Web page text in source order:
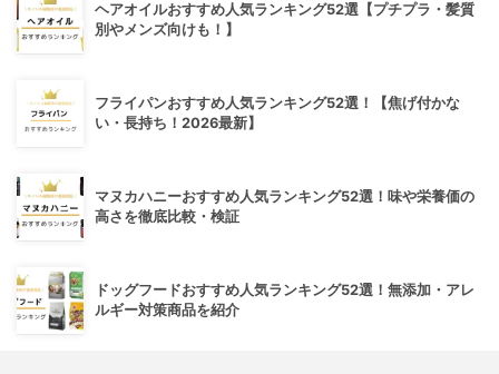
ヘアオイルおすすめ人気ランキング52選【プチプラ・髪質
別やメンズ向けも！】
フライパンおすすめ人気ランキング52選！【焦げ付かな
い・長持ち！2026最新】
マヌカハニーおすすめ人気ランキング52選！味や栄養価の
高さを徹底比較・検証
ドッグフードおすすめ人気ランキング52選！無添加・アレ
ルギー対策商品を紹介